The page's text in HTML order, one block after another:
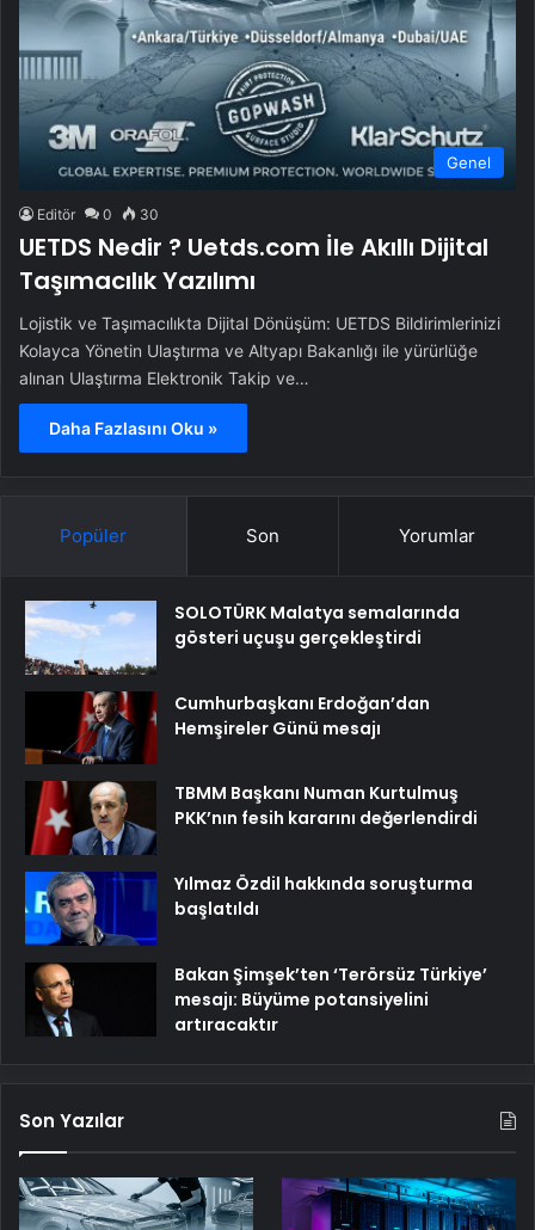
Genel
Editör 0 30
UETDS Nedir ? Uetds.com İle Akıllı Dijital
Taşımacılık Yazılımı
Lojistik ve Taşımacılıkta Dijital Dönüşüm: UETDS Bildirimlerinizi
Kolayca Yönetin Ulaştırma ve Altyapı Bakanlığı ile yürürlüğe
alınan Ulaştırma Elektronik Takip ve…
Daha Fazlasını Oku »
Popüler Son Yorumlar
SOLOTÜRK Malatya semalarında
gösteri uçuşu gerçekleştirdi
Cumhurbaşkanı Erdoğan’dan
Hemşireler Günü mesajı
TBMM Başkanı Numan Kurtulmuş
PKK’nın fesih kararını değerlendirdi
Yılmaz Özdil hakkında soruşturma
başlatıldı
Bakan Şimşek’ten ‘Terörsüz Türkiye’
mesajı: Büyüme potansiyelini
artıracaktır
Son Yazılar